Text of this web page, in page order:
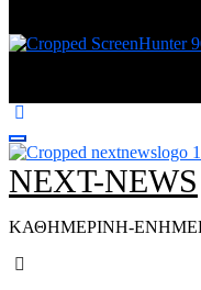
NEXT-NEWS
ΚΑΘΗΜΕΡΙΝΗ-